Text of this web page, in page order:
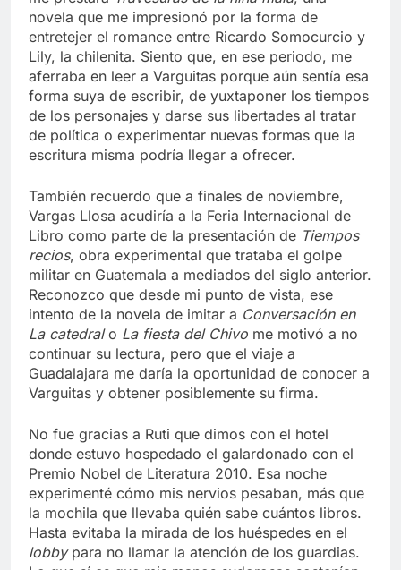
novela que me impresionó por la forma de
entretejer el romance entre Ricardo Somocurcio y
Lily, la chilenita. Siento que, en ese periodo, me
aferraba en leer a Varguitas porque aún sentía esa
forma suya de escribir, de yuxtaponer los tiempos
de los personajes y darse sus libertades al tratar
de política o experimentar nuevas formas que la
escritura misma podría llegar a ofrecer.
También recuerdo que a finales de noviembre,
Vargas Llosa acudiría a la Feria Internacional de
Libro como parte de la presentación de Tiempos
recios, obra experimental que trataba el golpe
militar en Guatemala a mediados del siglo anterior.
Reconozco que desde mi punto de vista, ese
intento de la novela de imitar a Conversación en
La catedralo La fiesta del Chivo me motivó a no
continuar su lectura, pero que el viaje a
Guadalajara me daría la oportunidad de conocer a
Varguitas y obtener posiblemente su firma.
No fue gracias a Ruti que dimos con el hotel
donde estuvo hospedado el galardonado con el
Premio Nobel de Literatura 2010. Esa noche
experimenté cómo mis nervios pesaban, más que
la mochila que llevaba quién sabe cuántos libros.
Hasta evitaba la mirada de los huéspedes en el
lobbypara no llamar la atención de los guardias.